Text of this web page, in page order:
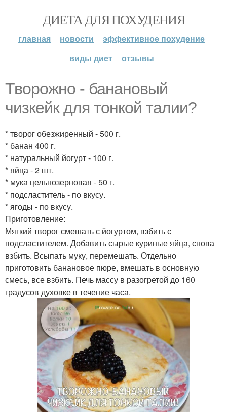
ДИЕТА ДЛЯ ПОХУДЕНИЯ
главная новости
эффективное похудение
виды диет
отзывы
Творожно - банановый
чизкейк для тонкой талии?
* творог обезжиренный - 500 г.
* банан 400 г.
* натуральный йогурт - 100 г.
* яйца - 2 шт.
* мука цельнозерновая - 50 г.
* подсластитель - по вкусу.
* ягоды - по вкусу.
Приготовление:
Мягкий творог смешать с йогуртом, взбить с
подсластителем. Добавить сырые куриные яйца, снова
взбить. Всыпать муку, перемешать. Отдельно
приготовить банановое пюре, вмешать в основную
смесь, все взбить. Печь массу в разогретой до 160
градусов духовке в течение часа.